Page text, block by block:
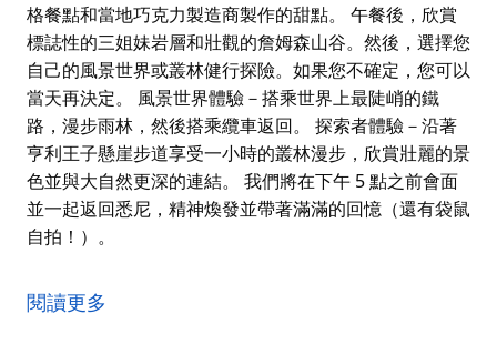
格餐點和當地巧克力製造商製作的甜點。 午餐後，欣賞
標誌性的三姐妹岩層和壯觀的詹姆森山谷。然後，選擇您
自己的風景世界或叢林健行探險。如果您不確定，您可以
當天再決定。 風景世界體驗－搭乘世界上最陡峭的鐵
路，漫步雨林，然後搭乘纜車返回。 探索者體驗－沿著
亨利王子懸崖步道享受一小時的叢林漫步，欣賞壯麗的景
色並與大自然更深的連結。 我們將在下午 5 點之前會面
並一起返回悉尼，精神煥發並帶著滿滿的回憶（還有袋鼠
自拍！）。
的令人難忘的藍山冒險之旅！
閱讀更多